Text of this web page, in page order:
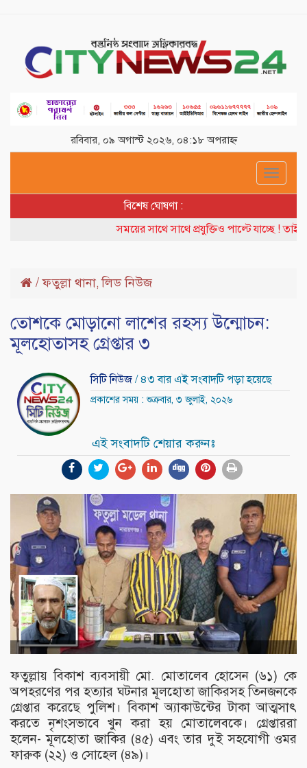
রবিবার, ০৯ অগাস্ট ২০২৬, ০৪:১৮ অপরাহ্ন
Toggle
বিশেষ ঘোষণা :
সময়ের সাথে সাথে প্রযুক্তিও পাল্টে যাচ্ছে ! তাই
/ফতুল্লা থানা,লিড নিউজ
তোশকে মোড়ানো লাশের রহস্য উন্মোচন:
মূলহোতাসহ গ্রেপ্তার ৩
সিটি নিউজ / ৪৩ বার এই সংবাদটি পড়া হয়েছে
প্রকাশের সময় : শুক্রবার, ৩ জুলাই, ২০২৬
এই সংবাদটি শেয়ার করুনঃ
ফতুল্লায় বিকাশ ব্যবসায়ী মো. মোতালেব হোসেন (৬১) কে
অপহরণের পর হত্যার ঘটনার মূলহোতা জাকিরসহ তিনজনকে
গ্রেপ্তার করেছে পুলিশ। বিকাশ অ্যাকাউন্টের টাকা আত্মসাৎ
করতে নৃশংসভাবে খুন করা হয় মোতালেবকে। গ্রেপ্তাররা
হলেন- মূলহোতা জাকির (৪৫) এবং তার দুই সহযোগী ওমর
ফারুক (২২) ও সোহেল (৪৯)।